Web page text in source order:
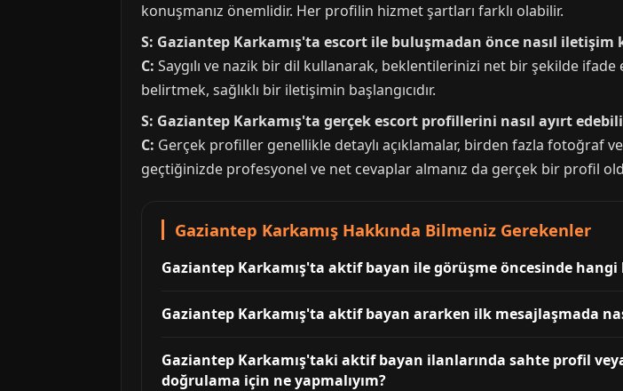
konuşmanız önemlidir. Her profilin hizmet şartları farklı olabilir.
S: Gaziantep Karkamış'ta escort ile buluşmadan önce nasıl iletişim
C: Saygılı ve nazik bir dil kullanarak, beklentilerinizi net bir şekilde
belirtmek, sağlıklı bir iletişimin başlangıcıdır.
S: Gaziantep Karkamış'ta gerçek escort profillerini nasıl ayırt
C: Gerçek profiller genellikle detaylı açıklamalar, birden fazla fotoğraf
geçtiğinizde profesyonel ve net cevaplar almanız da gerçek bir profil
Gaziantep Karkamış Hakkında Bilmeniz Gerekenler
Gaziantep Karkamış'ta aktif bayan ile görüşme öncesinde
Gaziantep Karkamış'ta aktif bayan ararken ilk mesajlaşmada
Gaziantep Karkamış'taki aktif bayan ilanlarında sahte profil
doğrulama için ne yapmalıyım?